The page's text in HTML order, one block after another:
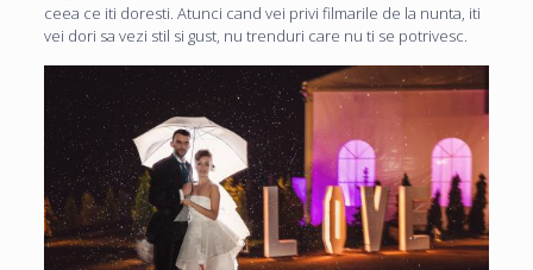
ceea ce iti doresti. Atunci cand vei privi filmarile de la nunta, iti
vei dori sa vezi stil si gust, nu trenduri care nu ti se potrivesc.